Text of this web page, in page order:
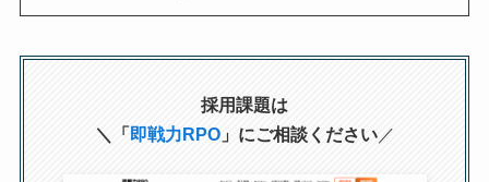
採用課題は
＼「 即戦力RPO」にご相談ください／